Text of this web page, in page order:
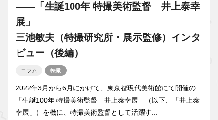
――「生誕100年 特撮美術監督 井上泰幸
展」
三池敏夫（特撮研究所・展示監修）インタ
ビュー（後編）
コラム 特撮
2022年3月から6月にかけて、東京都現代美術館にて開催の
「生誕100年 特撮美術監督 井上泰幸展」（以下、「井上泰
幸展」）を機に、特撮美術監督として活躍す...